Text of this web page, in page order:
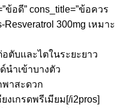
ข้อดี” cons_title=”ข้อควร
300mg เหมาะ
ตับและไตในระยะยาว
นำเข้าบางตัว
าสะดวก
เกรดพรีเมียม[/i2pros]